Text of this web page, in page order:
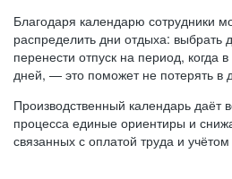
Благодаря календарю сотрудники
распределить дни отдыха:
перенести отпуск на период, когда
дней, — это поможет не потерять в
Производственный календарь даёт
процесса единые ориентиры и
связанных с оплатой труда и учётом